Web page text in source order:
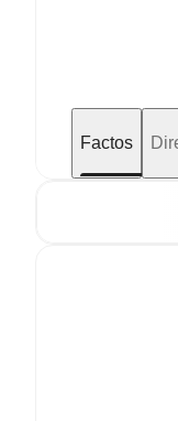
Factos